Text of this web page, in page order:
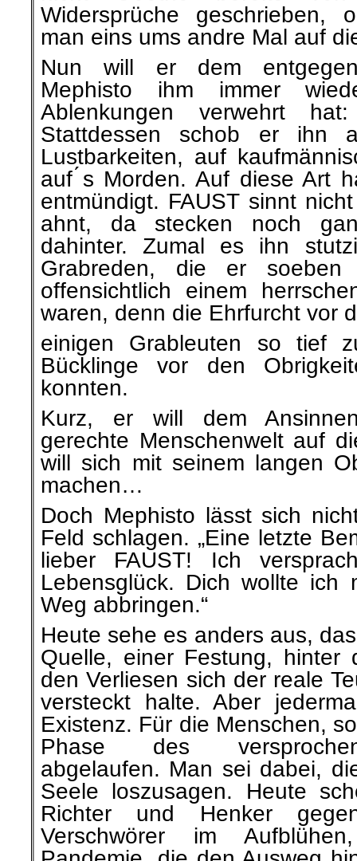
Widersprüche geschrieben,
man eins ums andre Mal auf
Nun will er dem
Mephisto ihm immer
Ablenkungen verwehrt
Stattdessen schob er ihn
Lustbarkeiten, auf
auf ́s Morden. Auf diese Art
entmündigt. FAUST sinnt
ahnt, da stecken noch
dahinter. Zumal es ihn
Grabreden, die er soeben
offensichtlich einem
waren, denn die Ehrfurcht vor
einigen Grableuten so tief
Bücklinge vor den
konnten.
Kurz, er will dem
gerechte Menschenwelt auf
will sich mit seinem langen
machen…
Doch Mephisto lässt sich
Feld schlagen. „Eine letzte
lieber FAUST! Ich
Lebensglück. Dich wollte ich
Weg abbringen.“
Heute sehe es anders aus,
Quelle, einer Festung, hinter
den Verliesen sich der reale
versteckt halte. Aber
Existenz. Für die Menschen,
Phase des
abgelaufen. Man sei dabei,
Seele loszusagen. Heute
Richter und Henker
Verschwörer im